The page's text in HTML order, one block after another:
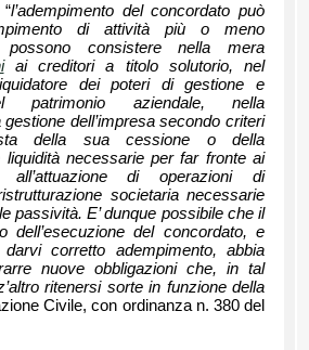
l’adempimento del concordato può
di attività più o meno
consistere nella mera
ai creditori a titolo solutorio, nel
dei poteri di gestione e
patrimonio aziendale, nella
dell’impresa secondo criteri
della sua cessione o della
liquidità necessarie per far fronte ai
all’attuazione di operazioni di
societaria necessarie
passività. E’ dunque possibile che il
dell’esecuzione del concordato, e
corretto adempimento, abbia
nuove obbligazioni che, in tal
ritenersi sorte in funzione della
Civile, con ordinanza n. 380 del